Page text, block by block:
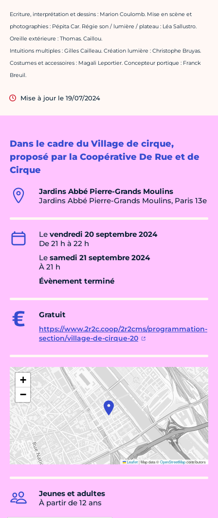
Dans le cadre du Village de cirque,
proposé par la Coopérative De Rue et de
Cirque
Jardins Abbé Pierre-Grands Moulins
Jardins Abbé Pierre-Grands Moulins, Paris 13e
Le vendredi 20 septembre 2024
De 21 h à 22 h
Le samedi 21 septembre 2024
À 21 h
Évènement terminé
Gratuit
https://www.2r2c.coop/2r2cms/programmation-
section/village-de-cirque-20
+
−
Leaflet|Map data ©OpenStreetMapcontributors
Jeunes et adultes
À partir de 12 ans
Ecriture, interprétation et dessins : Marion Coulomb. Mise en scène et
photographies : Pépita Car. Régie son / lumière / plateau : Léa Sallustro.
Oreille extérieure : Thomas. Caillou.
Intuitions multiples : Gilles Cailleau. Création lumière : Christophe Bruyas.
Costumes et accessoires : Magali Leportier. Concepteur portique : Franck
Breuil.
Mise à jour le 19/07/2024